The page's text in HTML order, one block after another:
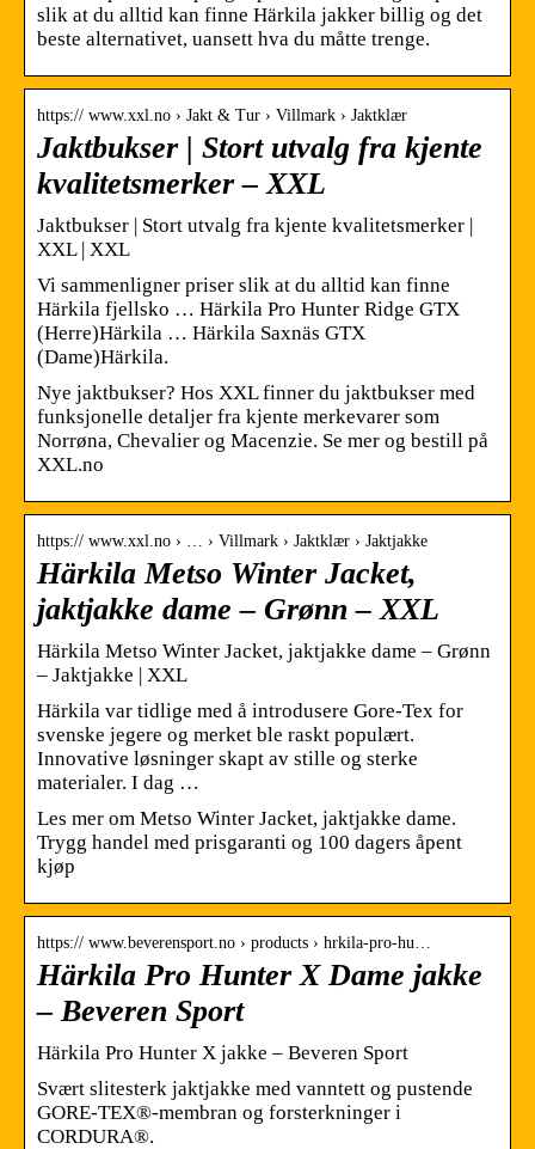
slik at du alltid kan finne Härkila jakker billig og det
beste alternativet, uansett hva du måtte trenge.
https:// www.xxl.no › Jakt & Tur › Villmark › Jaktklær
Jaktbukser | Stort utvalg fra kjente
kvalitetsmerker – XXL
Jaktbukser | Stort utvalg fra kjente kvalitetsmerker |
XXL | XXL
Vi sammenligner priser slik at du alltid kan finne
Härkila fjellsko … Härkila Pro Hunter Ridge GTX
(Herre)Härkila … Härkila Saxnäs GTX
(Dame)Härkila.
Nye jaktbukser? Hos XXL finner du jaktbukser med
funksjonelle detaljer fra kjente merkevarer som
Norrøna, Chevalier og Macenzie. Se mer og bestill på
XXL.no
https:// www.xxl.no › … › Villmark › Jaktklær › Jaktjakke
Härkila Metso Winter Jacket,
jaktjakke dame – Grønn – XXL
Härkila Metso Winter Jacket, jaktjakke dame – Grønn
– Jaktjakke | XXL
Härkila var tidlige med å introdusere Gore-Tex for
svenske jegere og merket ble raskt populært.
Innovative løsninger skapt av stille og sterke
materialer. I dag …
Les mer om Metso Winter Jacket, jaktjakke dame.
Trygg handel med prisgaranti og 100 dagers åpent
kjøp
https:// www.beverensport.no › products › hrkila-pro-hu…
Härkila Pro Hunter X Dame jakke
– Beveren Sport
Härkila Pro Hunter X jakke – Beveren Sport
Svært slitesterk jaktjakke med vanntett og pustende
GORE-TEX®-membran og forsterkninger i
CORDURA®.